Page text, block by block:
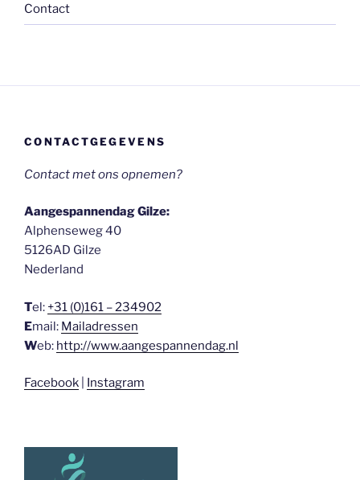
Contact
CONTACTGEGEVENS
Contact met ons opnemen?
Aangespannendag Gilze:
Alphenseweg 40
5126AD Gilze
Nederland
Tel: +31 (0)161 – 234902
Email: Mailadressen
Web: http://www.aangespannendag.nl
Facebook Instagram